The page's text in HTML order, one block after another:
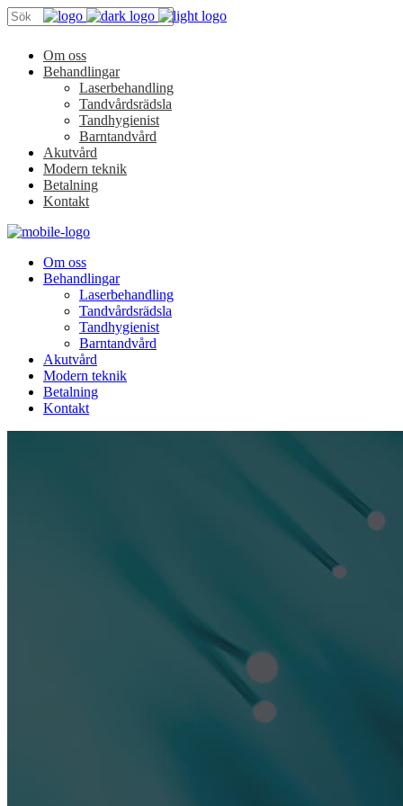
Om oss
Behandlingar
Laserbehandling
Tandvårdsrädsla
Tandhygienist
Barntandvård
Akutvård
Modern teknik
Betalning
Kontakt
Om oss
Behandlingar
Laserbehandling
Tandvårdsrädsla
Tandhygienist
Barntandvård
Akutvård
Modern teknik
Betalning
Kontakt